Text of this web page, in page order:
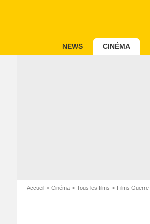
NEWS CINÉMA
Accueil Cinéma Tous les films Films Guerre